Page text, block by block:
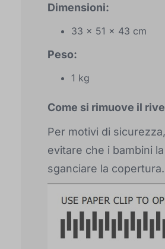
Dimensioni:
33 x 51 x 43 cm
Peso:
1 kg
Come si rimuove il
Per motivi di
evitare che i bambini
sganciare la copertura.